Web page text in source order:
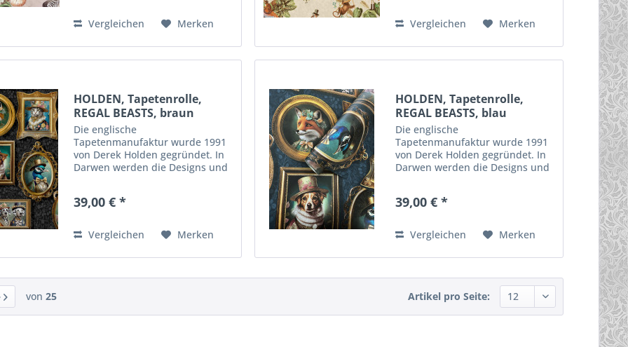
Materialien enstehen diese...
Vergleichen Merken
Materialien enstehen diese...
Vergleichen Merken
HOLDEN, Tapetenrolle,
REGAL BEASTS, braun
Die englische
Tapetenmanufaktur wurde 1991
von Derek Holden gegründet. In
Darwen werden die Designs und
ausgefallene Motive und
Materialien enstehen diese...
39,00 € *
Vergleichen Merken
HOLDEN, Tapetenrolle,
REGAL BEASTS, blau
Die englische
Tapetenmanufaktur wurde 1991
von Derek Holden gegründet. In
Darwen werden die Designs und
ausgefallene Motive und
Materialien enstehen diese...
39,00 € *
Vergleichen Merken
von 25 Artikel pro Seite: